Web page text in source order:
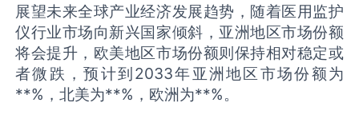
展望未来全球产业经济发展趋势，随着医用监护
仪行业市场向新兴国家倾斜，亚洲地区市场份额
将会提升，欧美地区市场份额则保持相对稳定或
者微跌，预计到2033年亚洲地区市场份额为
**%，北美为**%，欧洲为**%。